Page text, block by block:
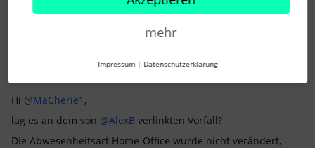
Hi @MaCherie1 ,
lag es an dem von @AlexB verlinkten Vorfall?
Die Abwesenheitsart Home-Office wurde nicht verändert,
mehr
Impressum | Datenschutzerklärung